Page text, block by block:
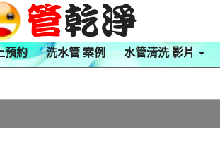
預約 洗水管 案例 水管清洗 影片